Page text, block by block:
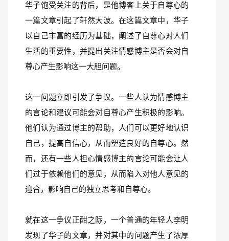
华子饱受关注的背后，是他博客上关于自尊心的
一篇文章引起了轩然大波。在这篇文章中，华子
以自己丰富的经历为基础，阐述了自尊心对人们
生活的重要性，并提出关注情感博主是否会对自
尊心产生影响这一大胆问题。
这一问题立即引发了争议。一些人认为情感博主
的言论和建议可能会对自尊心产生积极的影响。
他们认为通过博主的帮助，人们可以更好地认识
自己，提高自信心，从而塑造良好的自尊心。然
而，还有一些人担心情感博主的言论可能会让人
们过于依赖他们的意见，从而陷入对他人意见的
迎合，影响自己的独立思考和自尊心。
就在这一争议正酣之际，一个普通的年轻人李明
发现了华子的文章，并对其中的问题产生了浓厚